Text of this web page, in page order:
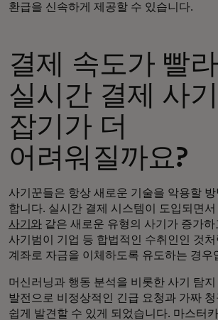
환급을 신속하게 제공할 수 있습니다.
결제 속도가 빨
실시간 결제 사
잡기가 더
어려워질까요?
사기꾼들은 항상 새로운 기술을 악용할
합니다. 실시간 결제 시스템이 도입되면서
사기와 같은 새로운 유형의 사기가 증가하
사기범이 기업 등 합법적인 수취인인 것처
계좌로 자금을 이체하도록 유도하는 경우
머신러닝과 행동 분석을 비롯한 사기 탐지
발전으로 비정상적인 긴급 요청과 가짜
쉽게 발견할 수 있게 되었습니다. 마스터카